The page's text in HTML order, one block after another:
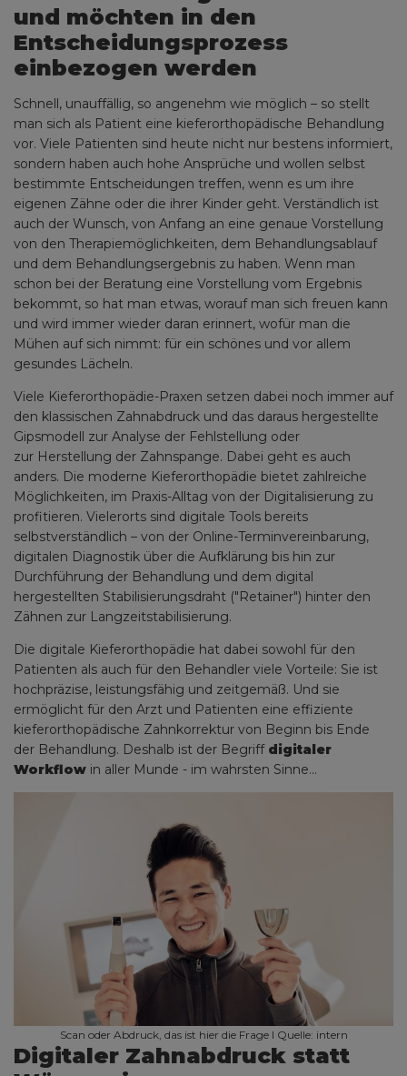
und möchten in den
Entscheidungsprozess
einbezogen werden
Schnell, unauffällig, so angenehm wie möglich – so stellt
man sich als Patient eine kieferorthopädische Behandlung
vor. Viele Patienten sind heute nicht nur bestens informiert,
sondern haben auch hohe Ansprüche und wollen selbst
bestimmte Entscheidungen treffen, wenn es um ihre
eigenen Zähne oder die ihrer Kinder geht. Verständlich ist
auch der Wunsch, von Anfang an eine genaue Vorstellung
von den Therapiemöglichkeiten, dem Behandlungsablauf
und dem Behandlungsergebnis zu haben. Wenn man
schon bei der Beratung eine Vorstellung vom Ergebnis
bekommt, so hat man etwas, worauf man sich freuen kann
und wird immer wieder daran erinnert, wofür man die
Mühen auf sich nimmt: für ein schönes und vor allem
gesundes Lächeln.
Viele Kieferorthopädie-Praxen setzen dabei noch immer auf
den klassischen Zahnabdruck und das daraus hergestellte
Gipsmodell zur Analyse der Fehlstellung oder
zur Herstellung der Zahnspange. Dabei geht es auch
anders. Die moderne Kieferorthopädie bietet zahlreiche
Möglichkeiten, im Praxis-Alltag von der Digitalisierung zu
profitieren. Vielerorts sind digitale Tools bereits
selbstverständlich – von der Online-Terminvereinbarung,
digitalen Diagnostik über die Aufklärung bis hin zur
Durchführung der Behandlung und dem digital
hergestellten Stabilisierungsdraht ("Retainer") hinter den
Zähnen zur Langzeitstabilisierung.
Die digitale Kieferorthopädie hat dabei sowohl für den
Patienten als auch für den Behandler viele Vorteile: Sie ist
hochpräzise, leistungsfähig und zeitgemäß. Und sie
ermöglicht für den Arzt und Patienten eine effiziente
kieferorthopädische Zahnkorrektur von Beginn bis Ende
der Behandlung. Deshalb ist der Begriff digitaler
Workflow in aller Munde - im wahrsten Sinne...
Scan oder Abdruck, das ist hier die Frage I Quelle: intern
Digitaler Zahnabdruck statt